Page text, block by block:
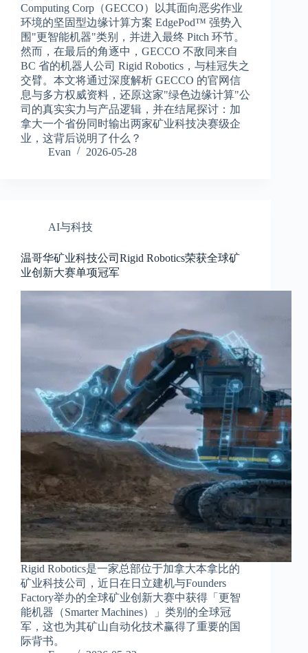
Computing Corp（GECCO）以其面向恶劣作业
环境的坚固型边缘计算方案 EdgePod™ 强势入
围"更智能机器"类别，并进入最终 Pitch 环节。
然而，在最后的角逐中，GECCO 不敌同来自
BC 省的机器人公司 Rigid Robotics，与桂冠失之
交臂。本文将通过深度解析 GECCO 的官网信
息与多方权威资料，还原这家"绿色边缘计算"公
司的真实实力与产品逻辑，并在结尾探讨：加
拿大一个省份同时输出两家矿业科技决赛级企
业，这背后说明了什么？
Evan
2026-05-28
AI与科技
温哥华矿业科技公司Rigid Robotics荣获全球矿
业创新大赛单项冠军
Rigid Robotics是一家总部位于加拿大本拿比的
矿业科技公司，近日在日立建机与Founders
Factory举办的全球矿业创新大赛中获得「更智
能机器（Smarter Machines）」类别的全球冠
军，这也为其矿山自动化技术赢得了重要的国
际背书。